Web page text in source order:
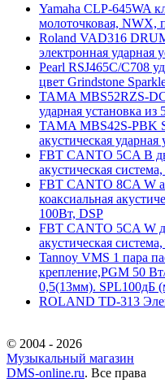
Yamaha CLP-645WA
молоточковая, NWX,
Roland VAD316
электронная ударная
Pearl RSJ465C/C708
цвет Grindstone
TAMA MBS52RZS-
ударная установка из
TAMA MBS42S-PBK
акустическая ударная
FBT CANTO 5CA B
акустическая
FBT CANTO 8CA W
коаксиальная
100Вт, DSP
FBT CANTO 5CA W
акустическая
Tannoy VMS 1 пара
крепление,PGM 50
0,5(13мм). SPL100дБ
ROLAND TD-313
© 2004 - 2026
Музыкальный магазин
DMS-online.ru. Все права